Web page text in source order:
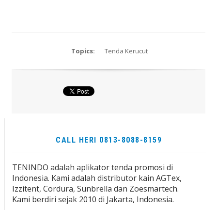
Topics: Tenda Kerucut
CALL HERI 0813-8088-8159
TENINDO adalah aplikator tenda promosi di
Indonesia. Kami adalah distributor kain AGTex,
Izzitent, Cordura, Sunbrella dan Zoesmartech.
Kami berdiri sejak 2010 di Jakarta, Indonesia.